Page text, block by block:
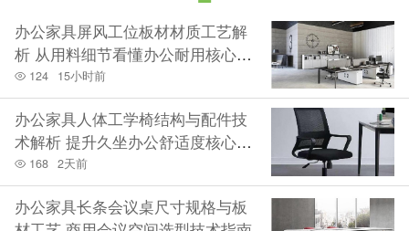
工作防护
办公家具屏风工位板材材质工艺解
析 从用料细节看懂办公耐用核心逻
辑 124 15小时前
办公家具人体工学椅结构与配件技
术解析 提升久坐办公舒适度核心细
节 168 2天前
办公家具长条会议桌尺寸规格与板